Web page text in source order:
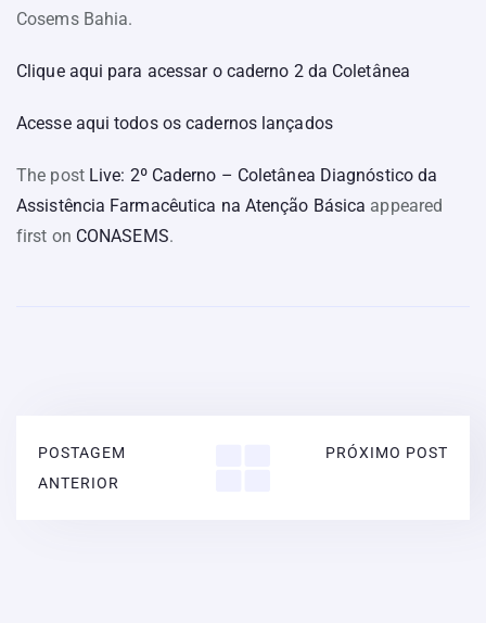
Cosems Bahia.
Clique aqui para acessar o caderno 2 da Coletânea
Acesse aqui todos os cadernos lançados
The post Live: 2º Caderno – Coletânea Diagnóstico da
Assistência Farmacêutica na Atenção Básica appeared
first on CONASEMS.
POSTAGEM
ANTERIOR
PRÓXIMO POST